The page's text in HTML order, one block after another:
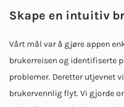
Skape en intuitiv
Vårt mål var å gjøre appen
brukerreisen og identifiserte
problemer. Deretter utjevnet
brukervennlig flyt. Vi gjorde